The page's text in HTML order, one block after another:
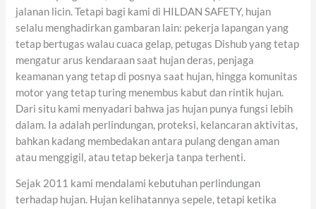
jalanan licin. Tetapi bagi kami di HILDAN SAFETY, hujan
selalu menghadirkan gambaran lain: pekerja lapangan yang
tetap bertugas walau cuaca gelap, petugas Dishub yang tetap
mengatur arus kendaraan saat hujan deras, penjaga
keamanan yang tetap di posnya saat hujan, hingga komunitas
motor yang tetap turing menembus kabut dan rintik hujan.
Dari situ kami menyadari bahwa jas hujan punya fungsi lebih
dalam. Ia adalah perlindungan, proteksi, kelancaran aktivitas,
bahkan kadang membedakan antara pulang dengan aman
atau menggigil, atau tetap bekerja tanpa terhenti.
Sejak 2011 kami mendalami kebutuhan perlindungan
terhadap hujan. Hujan kelihatannya sepele, tetapi ketika